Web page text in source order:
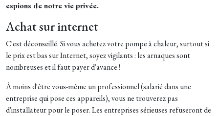
espions de notre vie privée.
Achat sur internet
C'est déconseillé. Si vous achetez votre pompe à chaleur, surtout si
le prix est bas sur Internet, soyez vigilants : les arnaques sont
nombreuses et il faut payer d'avance !
À moins d'être vous-même un professionnel (salarié dans une
entreprise qui pose ces appareils), vous ne trouverez pas
d'installateur pour le poser. Les entreprises sérieuses refuseront de